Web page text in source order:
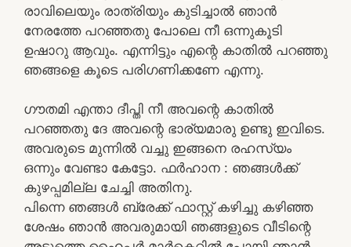
രാവിലെയും രാത്രിയും കുടിച്ചാൽ ഞാൻ
നേരത്തേ പറഞ്ഞതു പോലെ നീ ഒന്നുകൂടി
ഉഷാറു ആവും. എന്നിട്ടും എന്റെ കാതിൽ പറഞ്ഞു
ഞങ്ങളെ കൂടെ പരിഗണിക്കണേ എന്നു.
ഗൗതമി എന്താ ദീപ്തി നീ അവന്റെ കാതിൽ
പറഞ്ഞതു ദേ അവന്റെ ഭാര്യമാരു ഉണ്ടു ഇവിടെ.
അവരുടെ മുന്നിൽ വച്ചു ഇങ്ങനെ രഹസ്യം
ഒന്നും വേണ്ടാ കേട്ടോ. ഫർഹാന : ഞങ്ങൾക്ക്
കുഴപ്പമില്ല ചേച്ചി അതിനു.
പിന്നെ ഞങ്ങൾ ബ്രേക്ക്‌ ഫാസ്റ്റ് കഴിച്ചു കഴിഞ്ഞ
ശേഷം ഞാൻ അവരുമായി ഞങ്ങളുടെ വീടിന്റെ